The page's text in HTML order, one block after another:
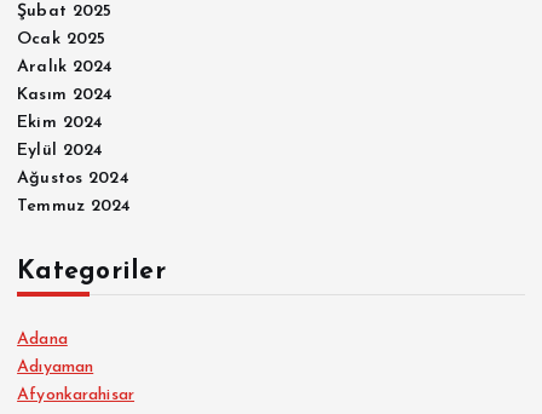
Şubat 2025
Ocak 2025
Aralık 2024
Kasım 2024
Ekim 2024
Eylül 2024
Ağustos 2024
Temmuz 2024
Kategoriler
Adana
Adıyaman
Afyonkarahisar